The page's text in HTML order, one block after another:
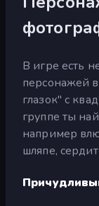
В игре есть
персонажей
глазок" с
группе ты
например
шляпе,